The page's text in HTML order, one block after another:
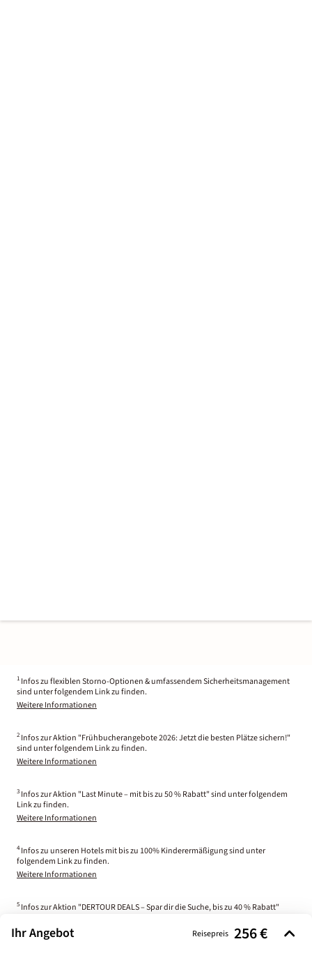
Ihr Angebot Reisepreis 256 €
1 Infos zu flexiblen Storno-Optionen & umfassendem Sicherheitsmanagement
sind unter folgendem Link zu finden.
Weitere Informationen
2 Infos zur Aktion "Frühbucherangebote 2026: Jetzt die besten Plätze sichern!"
sind unter folgendem Link zu finden.
Weitere Informationen
3 Infos zur Aktion "Last Minute – mit bis zu 50 % Rabatt" sind unter folgendem
Link zu finden.
Weitere Informationen
4 Infos zu unseren Hotels mit bis zu 100% Kinderermäßigung sind unter
folgendem Link zu finden.
Weitere Informationen
5 Infos zur Aktion "DERTOUR DEALS – Spar dir die Suche, bis zu 40 % Rabatt"
Weitere Informationen